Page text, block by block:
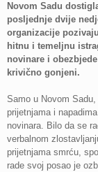
Novom Sadu
posljednje dvije
organizacije
hitnu i temeljnu
novinare i
krivično gonjeni.
Samo u Novom
prijetnjama i
novinara. Bilo da se
verbalnom
prijetnjama smrću,
rade svoj posao je